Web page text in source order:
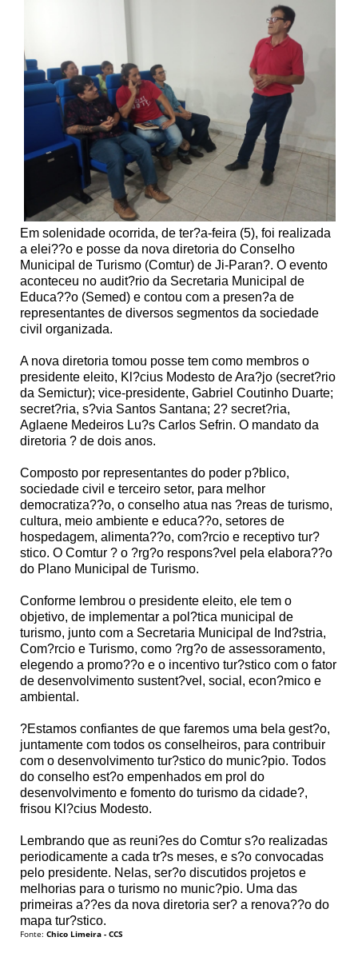
Em solenidade ocorrida, de ter?a-feira (5), foi realizada
a elei??o e posse da nova diretoria do Conselho
Municipal de Turismo (Comtur) de Ji-Paran?. O evento
aconteceu no audit?rio da Secretaria Municipal de
Educa??o (Semed) e contou com a presen?a de
representantes de diversos segmentos da sociedade
civil organizada.
A nova diretoria tomou posse tem como membros o
presidente eleito, Kl?cius Modesto de Ara?jo (secret?rio
da Semictur); vice-presidente, Gabriel Coutinho Duarte;
secret?ria, s?via Santos Santana; 2? secret?ria,
Aglaene Medeiros Lu?s Carlos Sefrin. O mandato da
diretoria ? de dois anos.
Composto por representantes do poder p?blico,
sociedade civil e terceiro setor, para melhor
democratiza??o, o conselho atua nas ?reas de turismo,
cultura, meio ambiente e educa??o, setores de
hospedagem, alimenta??o, com?rcio e receptivo tur?
stico. O Comtur ? o ?rg?o respons?vel pela elabora??o
do Plano Municipal de Turismo.
Conforme lembrou o presidente eleito, ele tem o
objetivo, de implementar a pol?tica municipal de
turismo, junto com a Secretaria Municipal de Ind?stria,
Com?rcio e Turismo, como ?rg?o de assessoramento,
elegendo a promo??o e o incentivo tur?stico com o fator
de desenvolvimento sustent?vel, social, econ?mico e
ambiental.
?Estamos confiantes de que faremos uma bela gest?o,
juntamente com todos os conselheiros, para contribuir
com o desenvolvimento tur?stico do munic?pio. Todos
do conselho est?o empenhados em prol do
desenvolvimento e fomento do turismo da cidade?,
frisou Kl?cius Modesto.
Lembrando que as reuni?es do Comtur s?o realizadas
periodicamente a cada tr?s meses, e s?o convocadas
pelo presidente. Nelas, ser?o discutidos projetos e
melhorias para o turismo no munic?pio. Uma das
primeiras a??es da nova diretoria ser? a renova??o do
mapa tur?stico.
Fonte: Chico Limeira - CCS